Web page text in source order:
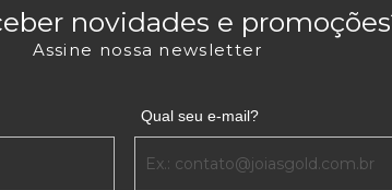
novidades e
Assine nossa newsletter
Qual seu e-mail?